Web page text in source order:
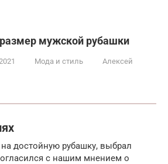
мужской рубашки
Мода и стиль
Алексей
достойную рубашку, выбрал
с нашим мнением о